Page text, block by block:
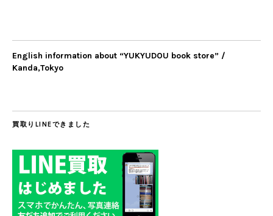
English information about “YUKYUDOU book store” /
Kanda,Tokyo
買取りLINEできました